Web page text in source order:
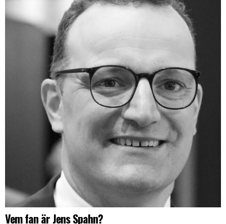
Vem fan är Jens Spahn?